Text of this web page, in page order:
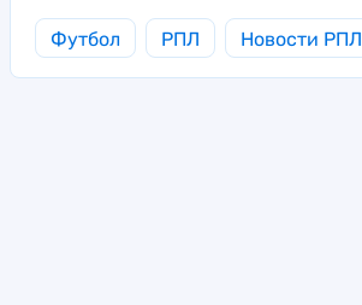
Футбол РПЛ Новости РПЛ